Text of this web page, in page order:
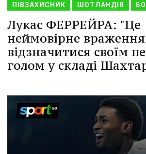
ПІВЗАХИСНИК ШОТЛАНДІЯ
Лукас ФЕРРЕЙРА: "Це
неймовірне
відзначитися своїм
голом у складі